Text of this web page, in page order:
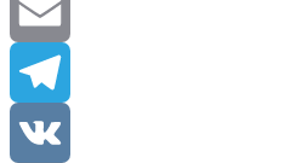
Twitter
Email
Telegram